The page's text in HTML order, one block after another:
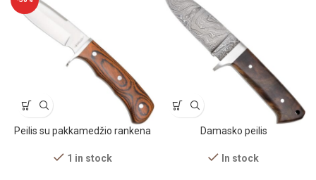
Peilis su pakkamedžio rankena
1 in stock
Damasko peilis
In stock